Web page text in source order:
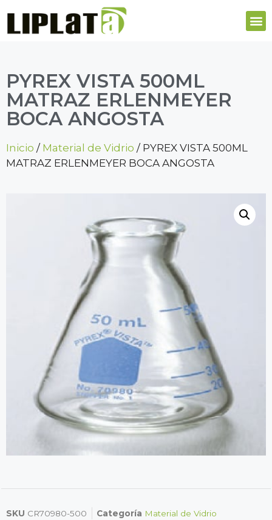
PYREX VISTA 500ML
MATRAZ ERLENMEYER
BOCA ANGOSTA
Inicio / Material de Vidrio / PYREX VISTA 500ML
MATRAZ ERLENMEYER BOCA ANGOSTA
SKU CR70980-500 Categoría Material de Vidrio